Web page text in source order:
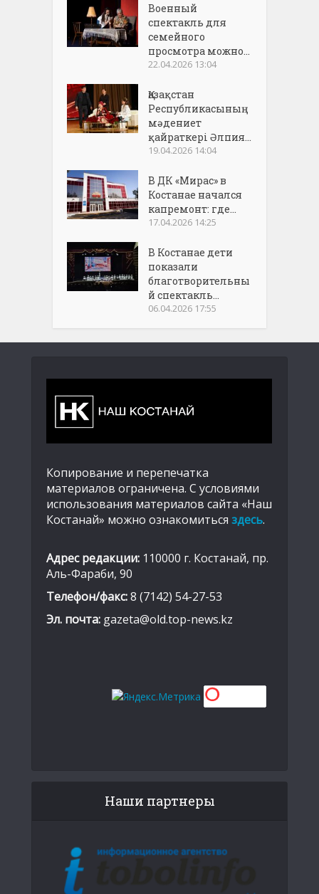
Военный
спектакль для
семейного
просмотра можно...
22.04.2026 13:04
Қазақстан
Республикасының
мәдениет
қайраткері Әлпия...
19.04.2026 14:04
В ДК «Мирас» в
Костанае начался
капремонт: где...
17.04.2026 14:25
В Костанае дети
показали
благотворительны
й спектакль...
06.04.2026 17:55
Копирование и перепечатка
материалов ограничена. С условиями
использования материалов сайта «Наш
Костанай» можно ознакомиться здесь.
Адрес редакции: 110000 г. Костанай, пр.
Аль-Фараби, 90
Телефон/факс:8 (7142) 54-27-53
Эл. почта: gazeta@old.top-news.kz
Наши партнеры